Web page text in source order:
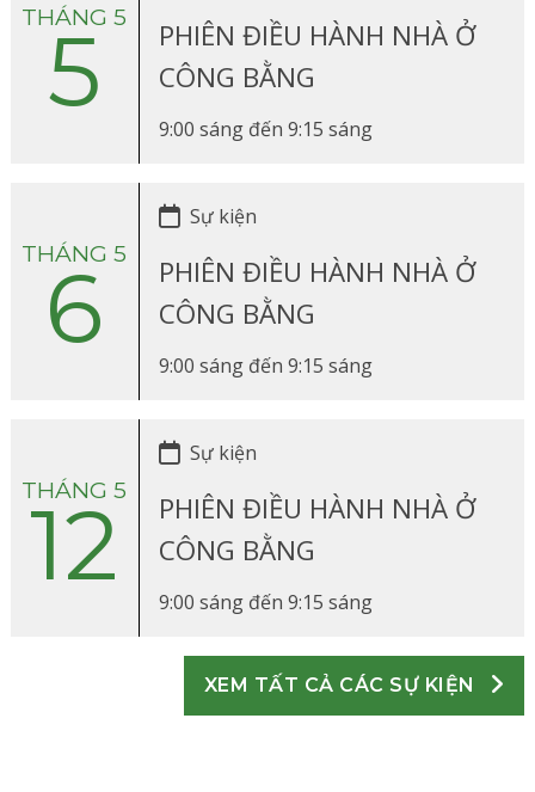
THÁNG 5
5
PHIÊN ĐIỀU HÀNH NHÀ Ở
CÔNG BẰNG
9:00 sáng đến9:15 sáng
THÁNG 5
6
Sự kiện
PHIÊN ĐIỀU HÀNH NHÀ Ở
CÔNG BẰNG
9:00 sáng đến9:15 sáng
THÁNG 5
12
Sự kiện
PHIÊN ĐIỀU HÀNH NHÀ Ở
CÔNG BẰNG
9:00 sáng đến9:15 sáng
XEM TẤT CẢ CÁC SỰ KIỆN